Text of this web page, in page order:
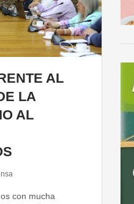
AL
LA
AL
con mucha